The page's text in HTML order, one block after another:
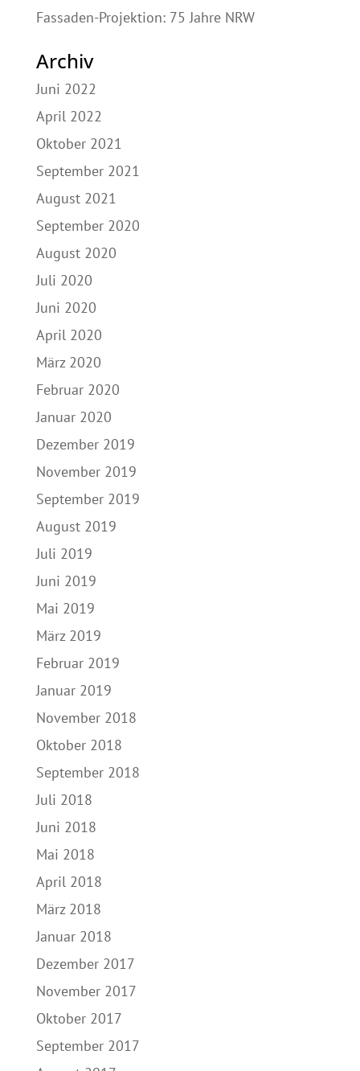
Fassaden-Projektion: 75 Jahre NRW
Archiv
Juni 2022
April 2022
Oktober 2021
September 2021
August 2021
September 2020
August 2020
Juli 2020
Juni 2020
April 2020
März 2020
Februar 2020
Januar 2020
Dezember 2019
November 2019
September 2019
August 2019
Juli 2019
Juni 2019
Mai 2019
März 2019
Februar 2019
Januar 2019
November 2018
Oktober 2018
September 2018
Juli 2018
Juni 2018
Mai 2018
April 2018
März 2018
Januar 2018
Dezember 2017
November 2017
Oktober 2017
September 2017